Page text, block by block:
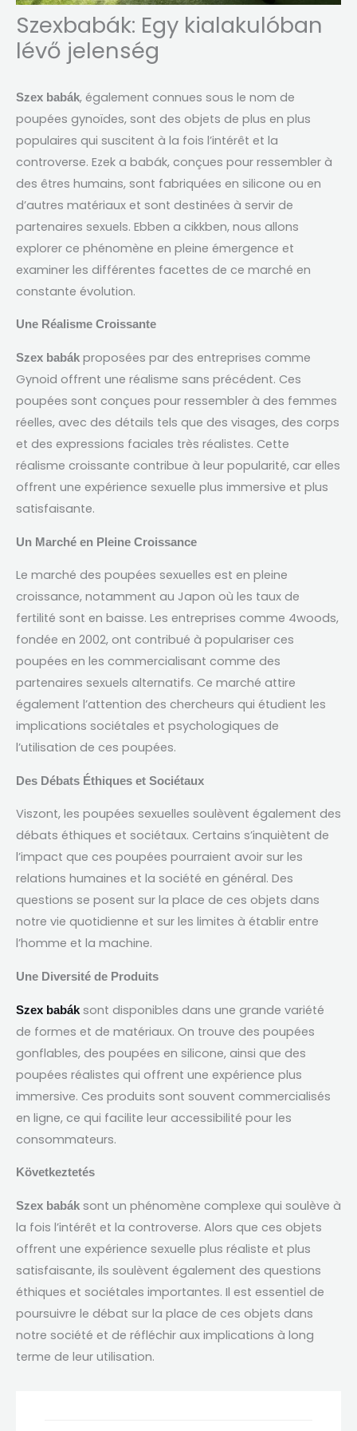
Szexbabák: Egy kialakulóban
lévő jelenség
Szex babák, également connues sous le nom de
poupées gynoïdes, sont des objets de plus en plus
populaires qui suscitent à la fois l’intérêt et la
controverse. Ezek a babák, conçues pour ressembler à
des êtres humains, sont fabriquées en silicone ou en
d’autres matériaux et sont destinées à servir de
partenaires sexuels. Ebben a cikkben, nous allons
explorer ce phénomène en pleine émergence et
examiner les différentes facettes de ce marché en
constante évolution.
Une Réalisme Croissante
Szex babák proposées par des entreprises comme
Gynoid offrent une réalisme sans précédent. Ces
poupées sont conçues pour ressembler à des femmes
réelles, avec des détails tels que des visages, des corps
et des expressions faciales très réalistes. Cette
réalisme croissante contribue à leur popularité, car elles
offrent une expérience sexuelle plus immersive et plus
satisfaisante.
Un Marché en Pleine Croissance
Le marché des poupées sexuelles est en pleine
croissance, notamment au Japon où les taux de
fertilité sont en baisse. Les entreprises comme 4woods,
fondée en 2002, ont contribué à populariser ces
poupées en les commercialisant comme des
partenaires sexuels alternatifs. Ce marché attire
également l’attention des chercheurs qui étudient les
implications sociétales et psychologiques de
l’utilisation de ces poupées.
Des Débats Éthiques et Sociétaux
Viszont, les poupées sexuelles soulèvent également des
débats éthiques et sociétaux. Certains s’inquiètent de
l’impact que ces poupées pourraient avoir sur les
relations humaines et la société en général. Des
questions se posent sur la place de ces objets dans
notre vie quotidienne et sur les limites à établir entre
l’homme et la machine.
Une Diversité de Produits
Szex babák sont disponibles dans une grande variété
de formes et de matériaux. On trouve des poupées
gonflables, des poupées en silicone, ainsi que des
poupées réalistes qui offrent une expérience plus
immersive. Ces produits sont souvent commercialisés
en ligne, ce qui facilite leur accessibilité pour les
consommateurs.
Következtetés
Szex babák sont un phénomène complexe qui soulève à
la fois l’intérêt et la controverse. Alors que ces objets
offrent une expérience sexuelle plus réaliste et plus
satisfaisante, ils soulèvent également des questions
éthiques et sociétales importantes. Il est essentiel de
poursuivre le débat sur la place de ces objets dans
notre société et de réfléchir aux implications à long
terme de leur utilisation.